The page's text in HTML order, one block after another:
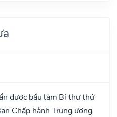
được bầu làm Bí thư thứ
Chấp hành Trung ương